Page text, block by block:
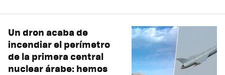
Un dron acaba de
incendiar el perímetro
de la primera central
nuclear árabe: hemos